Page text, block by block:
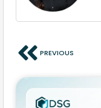
PREVIOUS